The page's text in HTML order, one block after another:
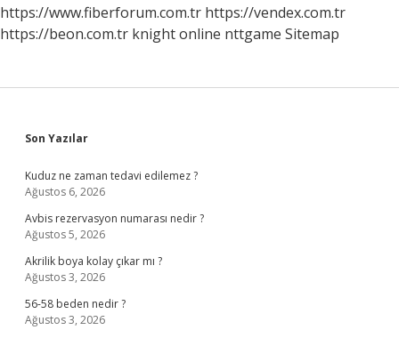
https://www.fiberforum.com.tr https://vendex.com.tr
https://beon.com.tr knight online nttgame Sitemap
Sidebar
Son Yazılar
Kuduz ne zaman tedavi edilemez ?
Ağustos 6, 2026
Avbis rezervasyon numarası nedir ?
Ağustos 5, 2026
Akrilik boya kolay çıkar mı ?
Ağustos 3, 2026
56-58 beden nedir ?
Ağustos 3, 2026